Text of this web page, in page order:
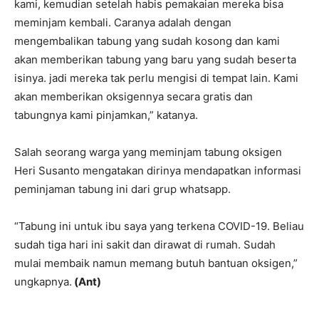
kami, kemudian setelah habis pemakaian mereka bisa
meminjam kembali. Caranya adalah dengan
mengembalikan tabung yang sudah kosong dan kami
akan memberikan tabung yang baru yang sudah beserta
isinya. jadi mereka tak perlu mengisi di tempat lain. Kami
akan memberikan oksigennya secara gratis dan
tabungnya kami pinjamkan,” katanya.
Salah seorang warga yang meminjam tabung oksigen
Heri Susanto mengatakan dirinya mendapatkan informasi
peminjaman tabung ini dari grup whatsapp.
“Tabung ini untuk ibu saya yang terkena COVID-19. Beliau
sudah tiga hari ini sakit dan dirawat di rumah. Sudah
mulai membaik namun memang butuh bantuan oksigen,”
ungkapnya. (Ant)